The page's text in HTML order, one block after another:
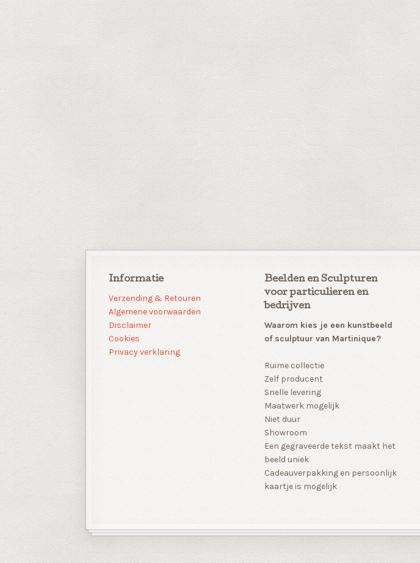
Informatie
Verzending & Retouren
Algemene voorwaarden
Disclaimer
Cookies
Privacy verklaring
Beelden en Sculpturen
voor particulieren en
bedrijven
Waarom kies je een kunstbeeld
of sculptuur van Martinique?
Ruime collectie
Zelf producent
Snelle levering
Maatwerk mogelijk
Niet duur
Showroom
Een gegraveerde tekst maakt het
beeld uniek
Cadeauverpakking en persoonlijk
kaartje is mogelijk